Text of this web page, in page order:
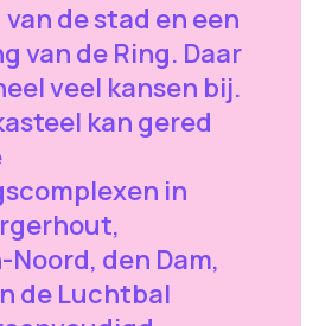
de stad en een
van de Ring. Daar
veel kansen bij.
kan gered
in
den Dam,
de Luchtbal